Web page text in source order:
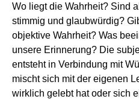
Wo liegt die Wahrheit? Sind
stimmig und glaubwürdig?
objektive Wahrheit? Was
unsere Erinnerung? Die
entsteht in Verbindung mit
mischt sich mit der eigenen
wirklich gelebt hat oder sich